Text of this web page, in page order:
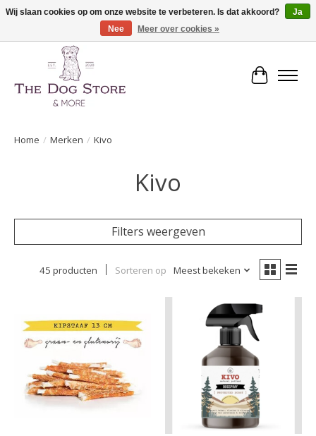
De speciaalzaak in hondenartikelen en meer!
Home / Merken / Kivo
Kivo
Filters weergeven
45 producten Sorteren op Meest bekeken
Wij slaan cookies op om onze website te verbeteren. Is dat akkoord?
Ja
Nee
Meer over cookies »